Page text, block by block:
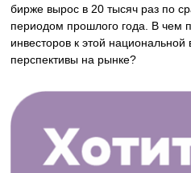
бирже вырос в 20 тысяч раз по
периодом прошлого года. В чем
инвесторов к этой
перспективы на рынке?